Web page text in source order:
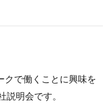
クで働くことに興味を
説明会です。